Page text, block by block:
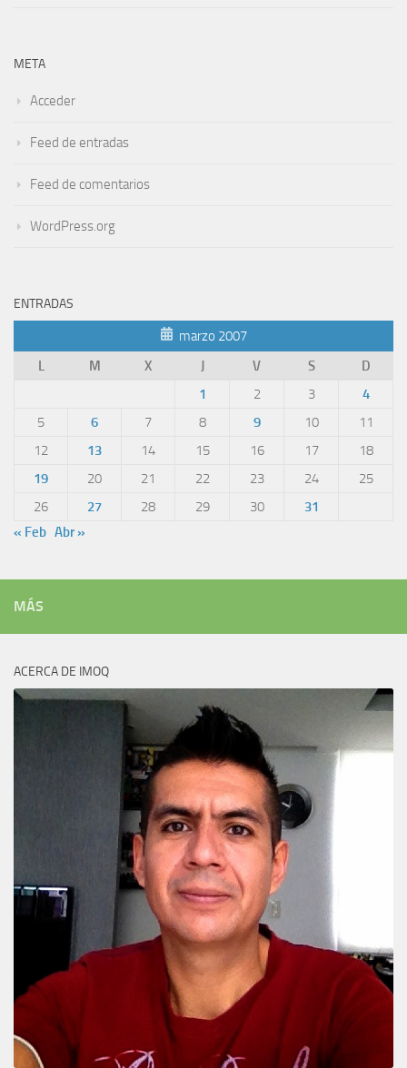
META
Acceder
Feed de entradas
Feed de comentarios
WordPress.org
ENTRADAS
marzo 2007
L
M X J V S
D
1
2 3
4
5
6 7 8 9 10
11
12
13 14 15 16 17
18
19
20 21 22 23 24
25
26
27 28 29 30
31
« Feb Abr »
MÁS
ACERCA DE IMOQ